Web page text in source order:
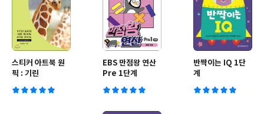
스티커 아트북 원
픽 : 기린
EBS 만점왕 연산
Pre 1단계
반짝이는 IQ 1단
계